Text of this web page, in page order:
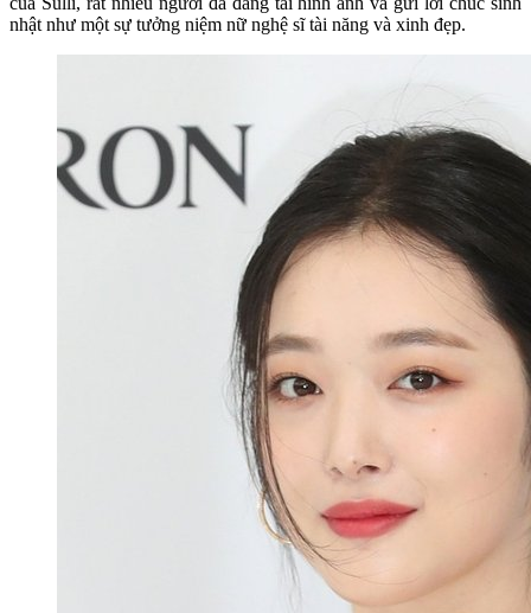
nhật như một sự tưởng niệm nữ nghệ sĩ tài năng và xinh đẹp.